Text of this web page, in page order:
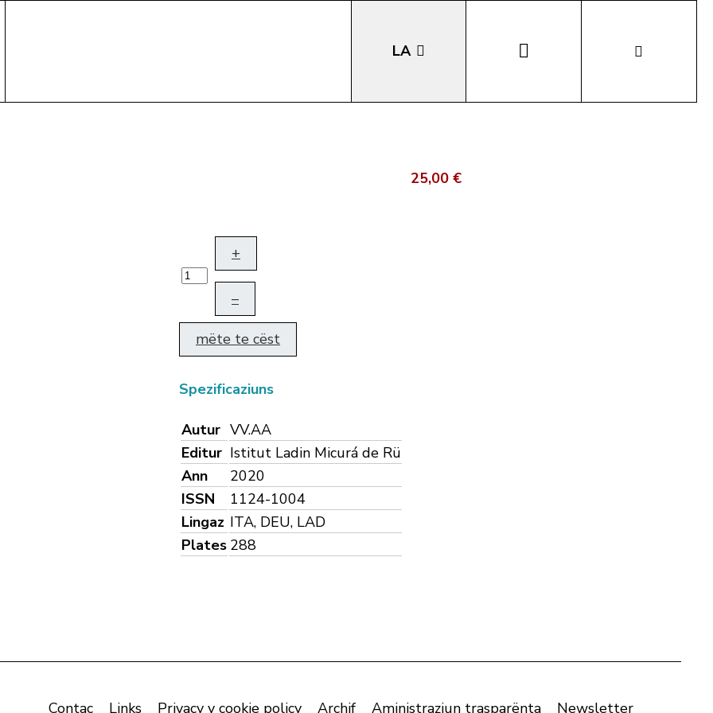
LA
25,00 €
+
–
mëte te cëst
Spezificaziuns
Autur VV.AA
Editur Istitut Ladin Micurá de Rü
Ann
2020
ISSN
1124-1004
Lingaz ITA, DEU, LAD
Plates 288
Contac Links Privacy y cookie policy Archif Aministraziun trasparënta Newsletter